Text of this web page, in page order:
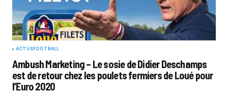
ACTUSFOOTBALL
Ambush Marketing – Le sosie de Didier Deschamps
est de retour chez les poulets fermiers de Loué pour
l’Euro 2020